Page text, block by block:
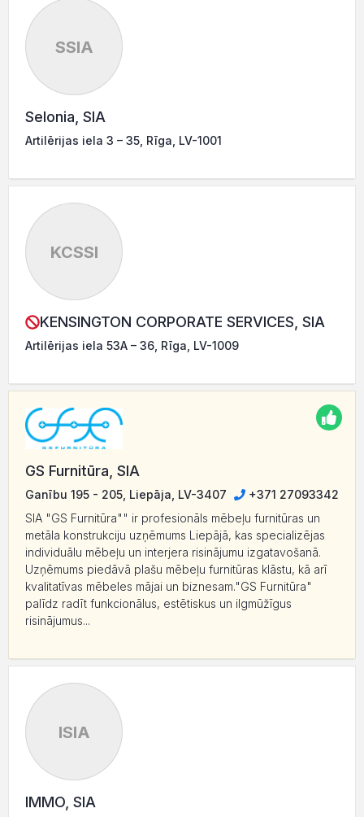
SSIA
Selonia, SIA
Artilērijas iela 3 – 35, Rīga, LV-1001
KCSSI
KENSINGTON CORPORATE SERVICES, SIA
Artilērijas iela 53A – 36, Rīga, LV-1009
GS Furnitūra, SIA
Ganību 195 - 205, Liepāja, LV-3407
+371 27093342
SIA "GS Furnitūra"" ir profesionāls mēbeļu furnitūras un
metāla konstrukciju uzņēmums Liepājā, kas specializējas
individuālu mēbeļu un interjera risinājumu izgatavošanā.
Uzņēmums piedāvā plašu mēbeļu furnitūras klāstu, kā arī
kvalitatīvas mēbeles mājai un biznesam."GS Furnitūra"
palīdz radīt funkcionālus, estētiskus un ilgmūžīgus
risinājumus...
ISIA
IMMO, SIA